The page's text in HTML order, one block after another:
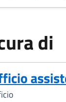
di